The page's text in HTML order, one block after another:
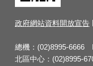
政府網站資料開放宣告
總機：(02)8995-6666
北區中心：(02)8995-